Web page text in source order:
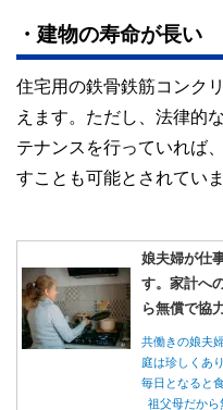
・建物の寿命が長い
住宅用の鉄骨鉄筋コンク
えます。ただし、法律的
テナンスを行っていれば
すことも可能とされていま
娘夫婦が仕
す。家計へ
ら無償で協
共働きの娘夫
庭は珍しくあ
毎日となると
祖父母だから